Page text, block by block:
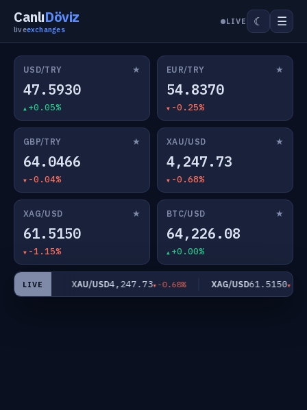
CanlıDöviz
liveexchanges
LIVE ☾ ☰
USD/TRY ★
47.5930
+0.05%
EUR/TRY ★
54.8370
-0.25%
GBP/TRY ★
64.0466
-0.04%
XAU/USD ★
4,247.73
-0.68%
XAG/USD ★
61.5150
-1.15%
BTC/USD ★
64,226.08
+0.00%
LIVE
-0.04% XAU/USD4,247.73 -0.68% XAG/USD61.5150 -